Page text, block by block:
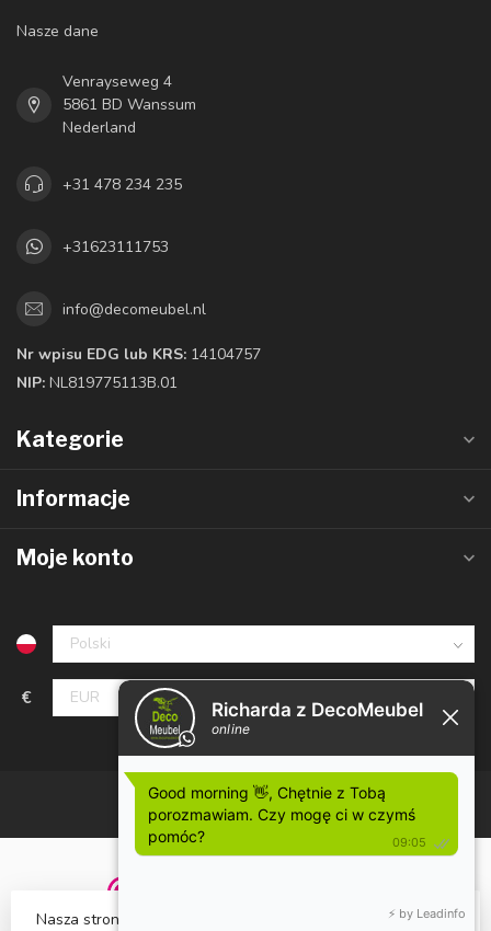
Nasze dane
Venrayseweg 4
5861 BD Wanssum
Nederland
+31 478 234 235
+31623111753
info@decomeubel.nl
Nr wpisu EDG lub KRS: 14104757
NIP: NL819775113B.01
Kategorie
Informacje
Moje konto
€
Nasza strona wykorzystuje pliki cookies. Czy to akceptujesz?